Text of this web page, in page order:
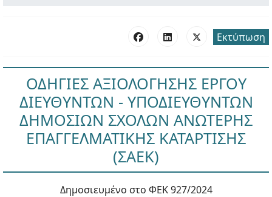
Εκτύπωση
ΟΔΗΓΙΕΣ ΑΞΙΟΛΟΓΗΣΗΣ ΕΡΓΟΥ
ΔΙΕΥΘΥΝΤΩΝ - ΥΠΟΔΙΕΥΘΥΝΤΩΝ
ΔΗΜΟΣΙΩΝ ΣΧΟΛΩΝ ΑΝΩΤΕΡΗΣ
ΕΠΑΓΓΕΛΜΑΤΙΚΗΣ ΚΑΤΑΡΤΙΣΗΣ
(ΣΑΕΚ)
Δημοσιευμένο στο ΦΕΚ 927/2024